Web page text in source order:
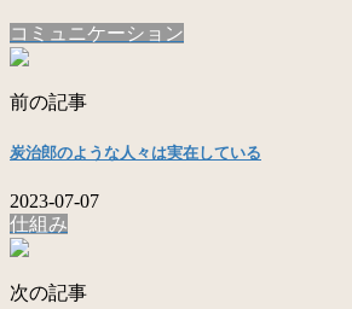
コミュニケーション
前の記事
炭治郎のような人々は実在している
2023-07-07
仕組み
次の記事